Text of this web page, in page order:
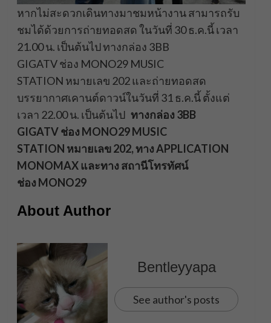
หากไม่สะดวกเดินทางมาชมหน้างาน สามารถรับ
ชมได้ด้วยการถ่ายทอดสด ในวันที่ 30 ธ.ค.นี้ เวลา
21.00 น. เป็นต้นไป ทางกล่อง 3BB
GIGATV ช่อง MONO29 MUSIC
STATION หมายเลข 202 และถ่ายทอดสด
บรรยากาศเคานต์ดาวน์ในวันที่ 31 ธ.ค.นี้ ตั้งแต่
เวลา 22.00 น. เป็นต้นไป ทางกล่อง 3BB
GIGATV ช่อง MONO29 MUSIC
STATION หมายเลข 202, ทาง APPLICATION
MONOMAX และทาง สถานีโทรทัศน์
ช่อง MONO29
About Author
Bentleyyapa
See author's posts